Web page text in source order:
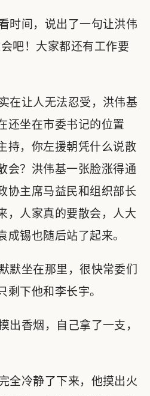
时间，说出了一句让洪伟
吧！大家都还有工作要
在让人无法忍受，洪伟基
还坐在市委书记的位置
持，你左援朝凭什么说散
会？洪伟基一张脸涨得通
协主席马益民和组织部长
，人家真的要散会，人大
成锡也随后站了起来。
默坐在那里，很快常委们
剩下他和李长宇。
香烟，自己拿了一支，
全冷静了下来，他摸出火